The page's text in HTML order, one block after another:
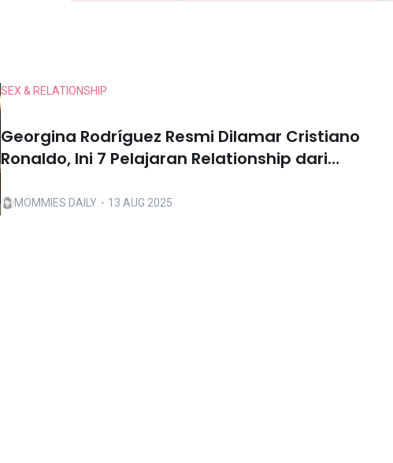
SEX & RELATIONSHIP
Georgina Rodríguez Resmi Dilamar Cristiano
Ronaldo, Ini 7 Pelajaran Relationship dari
MOMMIES DAILY ・13 AUG 2025